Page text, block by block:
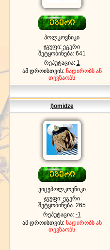
პოლკოვნიკი
ჯგუფი: ეგერი
შეტყობინება: 641
რეპუტაცია: 1
ამ დროისთვის: ნადირობს ან
თევზაობს
l)omidze
ვიცეპოლკოვნიკი
ჯგუფი: ეგერი
შეტყობინება: 265
რეპუტაცია: -1
ამ დროისთვის: ნადირობს ან
თევზაობს